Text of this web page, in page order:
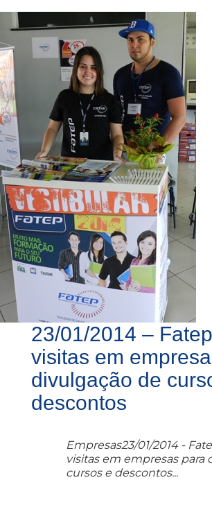
23/01/2014 –
visitas em
divulgação de
descontos
Empresas23/01/2014 -
visitas em empresas para
cursos e descontos...